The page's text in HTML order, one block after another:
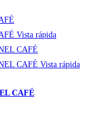
Vista rápida
Vista rápida
CAFÉ